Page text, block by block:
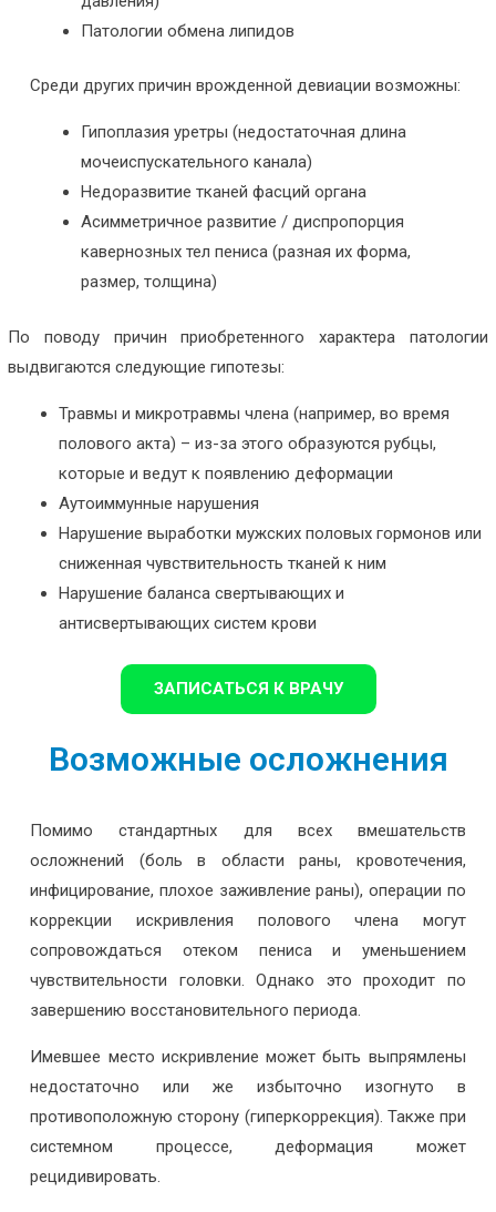
Патологии обмена липидов
Среди других причин врожденной девиации возможны:
Гипоплазия уретры (недостаточная длина
мочеиспускательного канала)
Недоразвитие тканей фасций органа
Асимметричное развитие / диспропорция
кавернозных тел пениса (разная их форма,
размер, толщина)
По поводу причин приобретенного характера патологии
выдвигаются следующие гипотезы:
Травмы и микротравмы члена (например, во время
полового акта) – из-за этого образуются рубцы,
которые и ведут к появлению деформации
Аутоиммунные нарушения
Нарушение выработки мужских половых гормонов или
сниженная чувствительность тканей к ним
Нарушение баланса свертывающих и
антисвертывающих систем крови
ЗАПИСАТЬСЯ К ВРАЧУ
Возможные осложнения
Помимо стандартных для всех вмешательств
осложнений (боль в области раны, кровотечения,
инфицирование, плохое заживление раны), операции по
коррекции искривления полового члена могут
сопровождаться отеком пениса и уменьшением
чувствительности головки. Однако это проходит по
завершению восстановительного периода.
Имевшее место искривление может быть выпрямлены
недостаточно или же избыточно изогнуто в
противоположную сторону (гиперкоррекция). Также при
системном процессе, деформация может
рецидивировать.